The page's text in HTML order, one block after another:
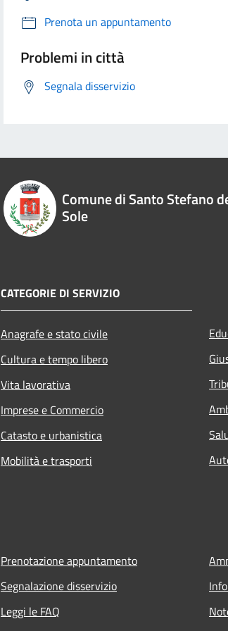
Prenota un appuntamento
Problemi in città
Segnala disservizio
Comune di Santo Stefano
Sole
CATEGORIE DI SERVIZIO
Anagrafe e stato civile
Cultura e tempo libero
Vita lavorativa
Imprese e Commercio
Catasto e urbanistica
Mobilità e trasporti
Prenotazione appuntamento
Segnalazione disservizio
Leggi le FAQ